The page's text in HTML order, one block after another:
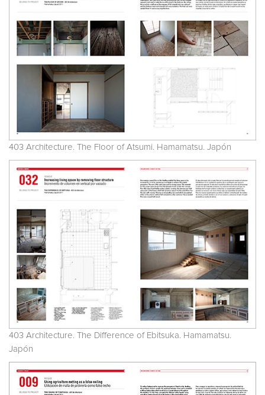
403 Architecture. The Floor of Atsumi. Hamamatsu. Japón
403 Architecture. The Difference of Ebitsuka. Hamamatsu.
Japón